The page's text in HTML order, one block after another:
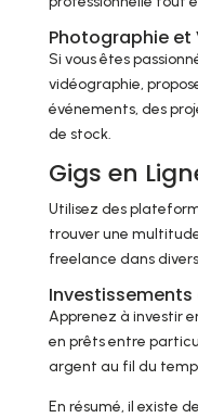
Photographie et
Si vous êtes
vidéographie,
événements, des
de stock.
Gigs en
Utilisez des
trouver une
freelance dans
Apprenez à investir
en prêts entre
argent au fil du
En résumé, il existe